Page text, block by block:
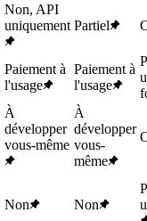
Non, API
uniquement Partiel
Paiement à
l'usage
Paiement à
l'usage
À
développer
vous-même
À
développer
vous-
même
Non Non